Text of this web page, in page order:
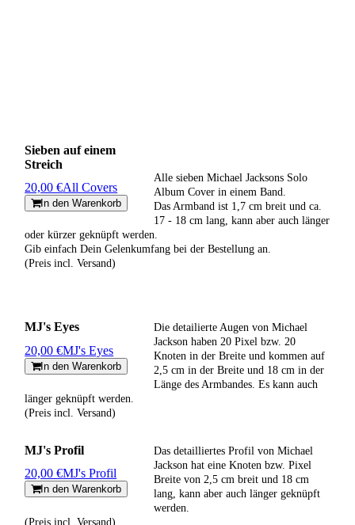
Sieben auf einem
Streich
20,00 €All Covers
In den Warenkorb
Alle sieben Michael Jacksons Solo
Album Cover in einem Band.
Das Armband ist 1,7 cm breit und ca.
17 - 18 cm lang, kann aber auch länger
oder kürzer geknüpft werden.
Gib einfach Dein Gelenkumfang bei der Bestellung an.
(Preis incl. Versand)
MJ's Eyes
20,00 €MJ's Eyes
In den Warenkorb
Die detailierte Augen von Michael
Jackson haben 20 Pixel bzw. 20
Knoten in der Breite und kommen auf
2,5 cm in der Breite und 18 cm in der
Länge des Armbandes. Es kann auch
länger geknüpft werden.
(Preis incl. Versand)
MJ's Profil
20,00 €MJ's Profil
In den Warenkorb
Das detailliertes Profil von Michael
Jackson hat eine Knoten bzw. Pixel
Breite von 2,5 cm breit und 18 cm
lang, kann aber auch länger geknüpft
werden.
(Preis incl. Versand)